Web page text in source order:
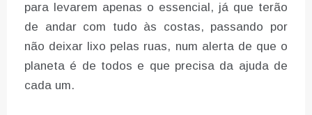
para levarem apenas o essencial, já que terão
de andar com tudo às costas, passando por
não deixar lixo pelas ruas, num alerta de que o
planeta é de todos e que precisa da ajuda de
cada um.